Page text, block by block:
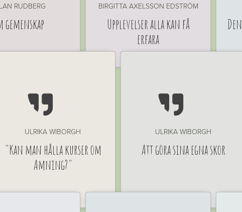
RUDBERG
gemenskap
BIRGITTA AXELSSON EDSTRÖM
Upplevelser alla kan få
erfara

ULRIKA WIBORGH
"Kan man hålla kurser om
Amning?"

ULRIKA WIBORGH
Att göra sina egna skor